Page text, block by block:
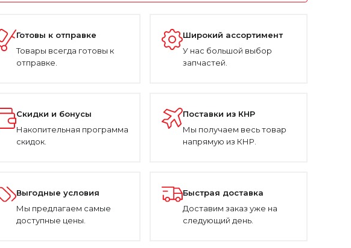
Готовы к отправке
Товары всегда готовы к
отправке.
Широкий ассортимент
У нас большой выбор
запчастей.
Скидки и бонусы
Накопительная программа
скидок.
Поставки из КНР
Мы получаем весь товар
напрямую из КНР.
Выгодные условия
Мы предлагаем самые
доступные цены.
Быстрая доставка
Доставим заказ уже на
следующий день.